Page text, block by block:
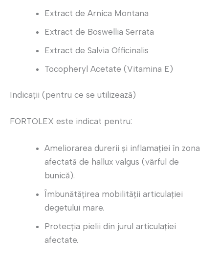
Extract de Arnica Montana
Extract de Boswellia Serrata
Extract de Salvia Officinalis
Tocopheryl Acetate (Vitamina E)
Indicații (pentru ce se utilizează)
FORTOLEX este indicat pentru:
Ameliorarea durerii și inflamației în zona
afectată de hallux valgus (vârful de
bunică).
Îmbunătățirea mobilității articulației
degetului mare.
Protecția pielii din jurul articulației
afectate.